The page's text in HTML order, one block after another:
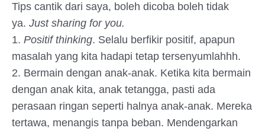
Tips cantik dari saya, boleh dicoba boleh tidak
ya. Just sharing for you.
1. Positif thinking. Selalu berfikir positif, apapun
masalah yang kita hadapi tetap tersenyumlahhh.
2. Bermain dengan anak-anak. Ketika kita bermain
dengan anak kita, anak tetangga, pasti ada
perasaan ringan seperti halnya anak-anak. Mereka
tertawa, menangis tanpa beban. Mendengarkan